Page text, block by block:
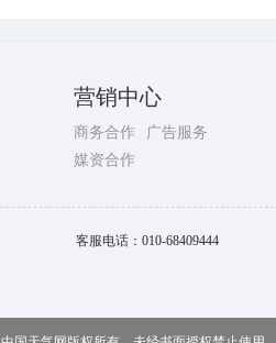
营销中心
商务合作
广告服务
媒资合作
客服电话： 010-68409444